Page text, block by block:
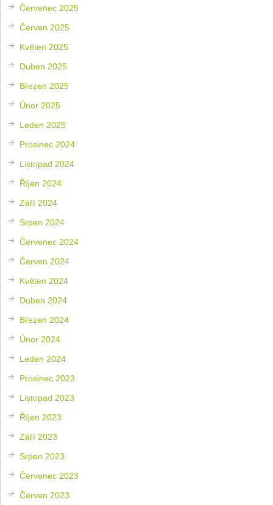
Červenec 2025
Červen 2025
Květen 2025
Duben 2025
Březen 2025
Únor 2025
Leden 2025
Prosinec 2024
Listopad 2024
Říjen 2024
Září 2024
Srpen 2024
Červenec 2024
Červen 2024
Květen 2024
Duben 2024
Březen 2024
Únor 2024
Leden 2024
Prosinec 2023
Listopad 2023
Říjen 2023
Září 2023
Srpen 2023
Červenec 2023
Červen 2023